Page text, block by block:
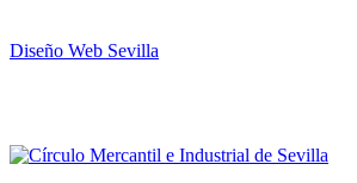
Diseño Web Sevilla